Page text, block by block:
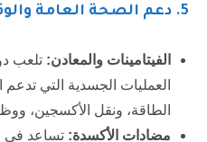
5. دعم الصحة العامة
الفيتامينات والمعادن: تلعب
العمليات الجسدية التي تدعم
الطاقة، ونقل الأكسجين،
مضادات الأكسدة: تساعد في